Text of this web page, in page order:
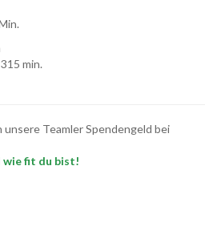
min.
Teamler Spendengeld bei
wie fit du bist!